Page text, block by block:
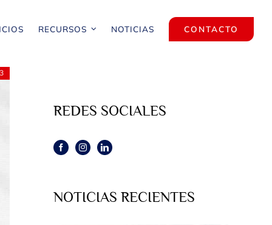
RECURSOS NOTICIAS CONTACTO
REDES SOCIALES
NOTICIAS RECIENTES